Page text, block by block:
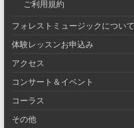
ご利用規約
フォレストミュージックについて
体験レッスンお申込み
アクセス
コンサート＆イベント
コーラス
その他